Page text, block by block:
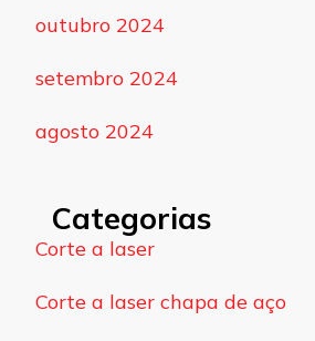
outubro 2024
setembro 2024
agosto 2024
Categorias
Corte a laser
Corte a laser chapa de aço